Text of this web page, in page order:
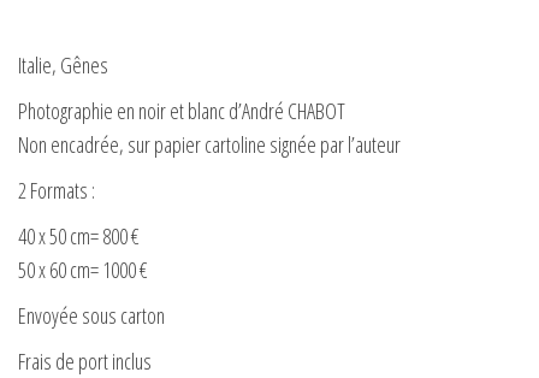
Italie, Gênes
Photographie en noir et blanc d’André CHABOT
Non encadrée, sur papier cartoline signée par l’auteur
2 Formats :
40 x 50 cm= 800 €
50 x 60 cm= 1000 €
Envoyée sous carton
Frais de port inclus